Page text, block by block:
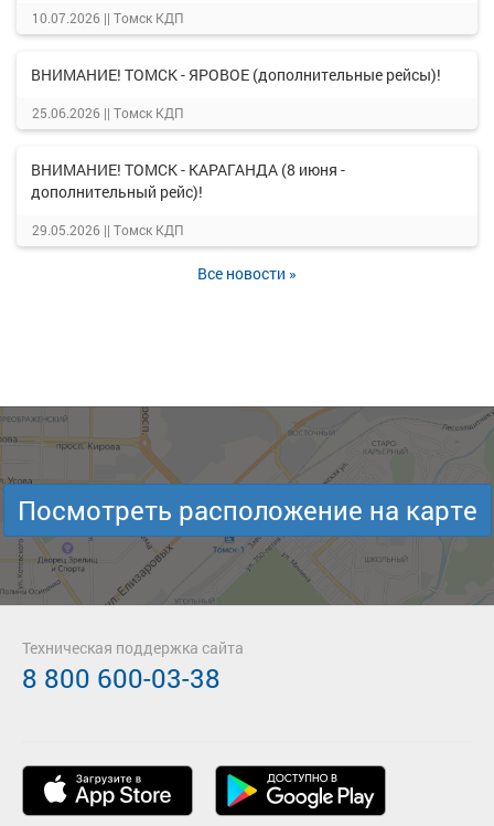
10.07.2026 || Томск КДП
ВНИМАНИЕ! ТОМСК - ЯРОВОЕ (дополнительные рейсы)!
25.06.2026 || Томск КДП
ВНИМАНИЕ! ТОМСК - КАРАГАНДА (8 июня -
дополнительный рейс)!
29.05.2026 || Томск КДП
Все новости »
Посмотреть расположение на карте
Техническая поддержка сайта
8 800 600-03-38